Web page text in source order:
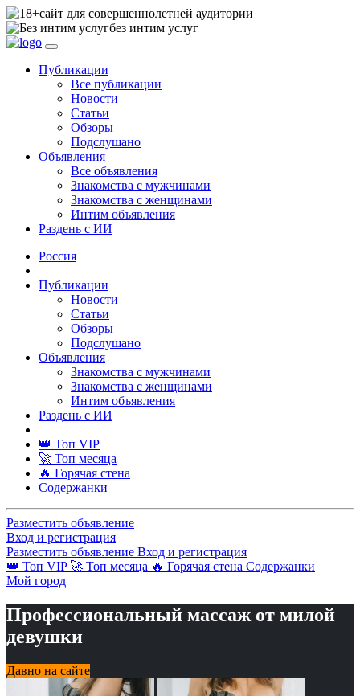
сайт для совершеннолетней аудитории
без интим услуг
Публикации
Все публикации
Новости
Статьи
Обзоры
Подслушано
Объявления
Все объявления
Знакомства с мужчинами
Знакомства с женщинами
Интим объявления
Раздень с ИИ
Россия
Публикации
Новости
Статьи
Обзоры
Подслушано
Объявления
Знакомства с мужчинами
Знакомства с женщинами
Интим объявления
Раздень с ИИ
👑 Топ VIP
🚀 Топ месяца
🔥 Горячая стена
Содержанки
Разместить объявление
Вход и регистрация
Разместить объявление Вход и регистрация
👑 Топ VIP 🚀 Топ месяца 🔥 Горячая стена Содержанки
Мой город
Профессиональный массаж от милой
девушки
Давно на сайте